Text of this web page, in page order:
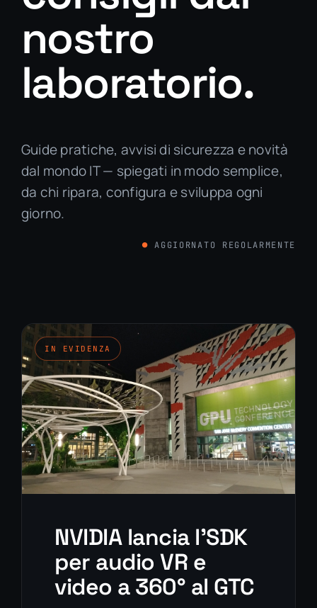
nostro
laboratorio.
Guide pratiche, avvisi di sicurezza e novità
dal mondo IT — spiegati in modo semplice,
da chi ripara, configura e sviluppa ogni
giorno.
● AGGIORNATO REGOLARMENTE
NVIDIA lancia l’SDK
per audio VR e
video a 360° al GTC